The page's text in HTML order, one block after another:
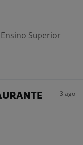
Ensino Superior
3 ago